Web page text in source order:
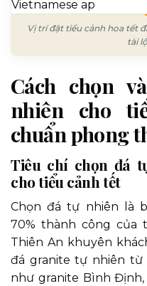
Vị trí đặt tiểu cảnh hoa tết
tài
Cách chọn
nhiên cho
chuẩn phong
Tiêu chí chọn đá
cho tiểu cảnh tết
Chọn đá tự nhiên là
70% thành công của
Thiên An khuyên
đá granite tự nhiên từ
như granite Bình Định,